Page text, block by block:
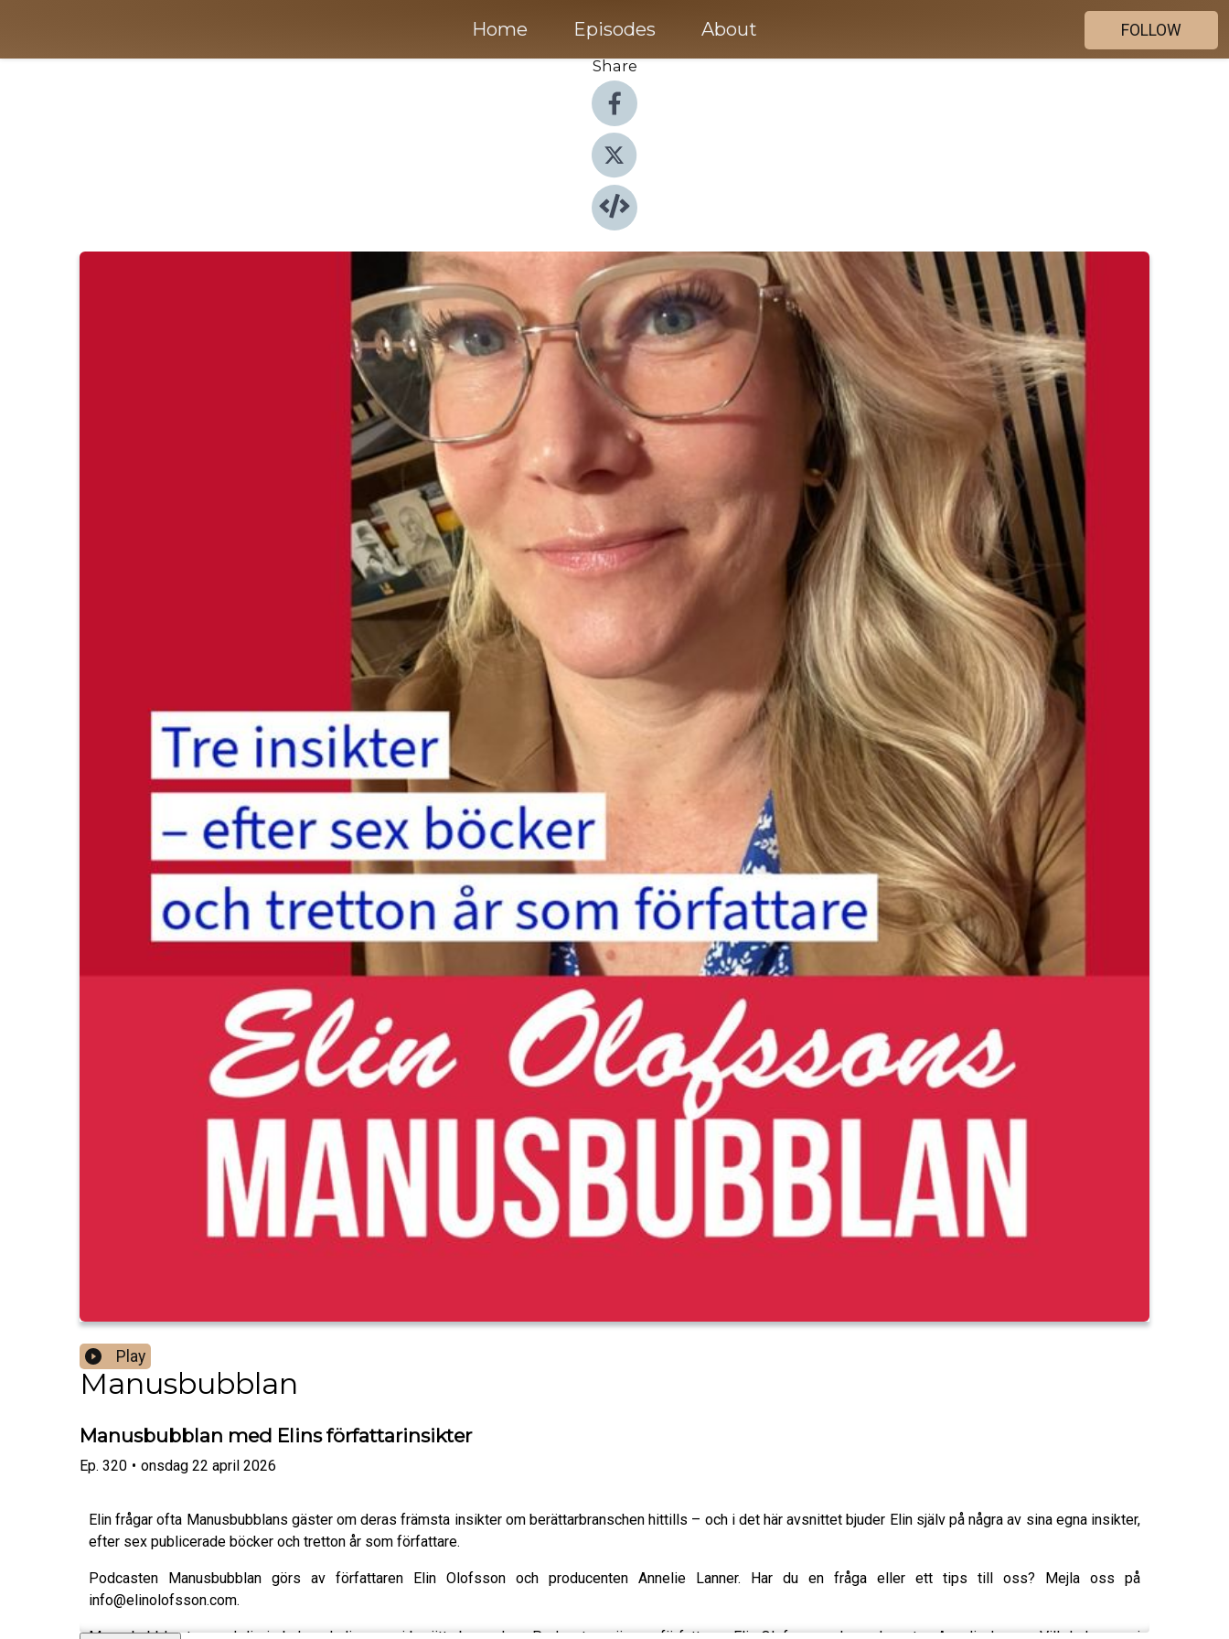
Home Episodes About
FOLLOW
Share
Play
Manusbubblan
Manusbubblan med Elins författarinsikter
Ep. 320 • onsdag 22 april 2026
Elin frågar ofta Manusbubblans gäster om deras främsta insikter om berättarbranschen hittills – och i det här avsnittet bjuder Elin själv på några av sina egna insikter,
efter sex publicerade böcker och tretton år som författare.
Podcasten Manusbubblan görs av författaren Elin Olofsson och producenten Annelie Lanner. Har du en fråga eller ett tips till oss? Mejla oss på
info@elinolofsson.com.